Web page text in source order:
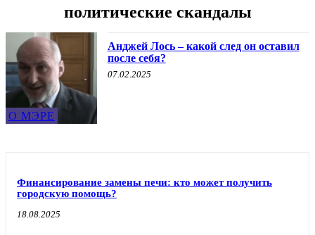
политические скандалы
О МЭРЕ
Анджей Лось – какой след он оставил
после себя?
07.02.2025
Финансирование замены печи: кто может получить
городскую помощь?
18.08.2025